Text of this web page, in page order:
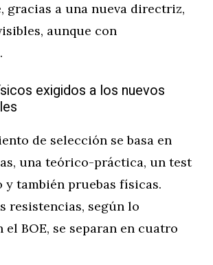
gracias a una nueva directriz,
aunque con
exigidos a los nuevos
de selección se basa en
una teórico-práctica, un test
también pruebas físicas.
resistencias, según lo
BOE, se separan en cuatro